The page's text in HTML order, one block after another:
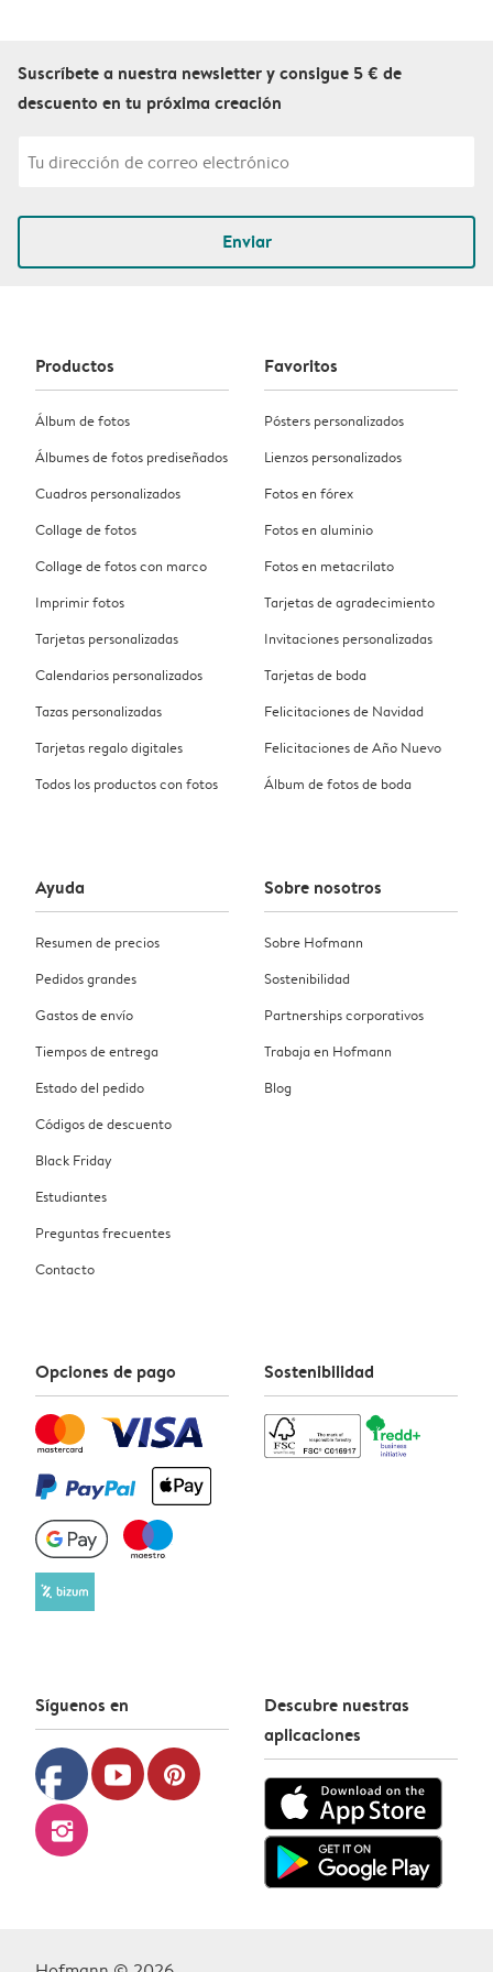
Suscríbete a nuestra newsletter y consigue 5 € de
descuento en tu próxima creación
Enviar
Productos
Álbum de fotos
Álbumes de fotos prediseñados
Cuadros personalizados
Collage de fotos
Collage de fotos con marco
Imprimir fotos
Tarjetas personalizadas
Calendarios personalizados
Tazas personalizadas
Tarjetas regalo digitales
Todos los productos con fotos
Favoritos
Pósters personalizados
Lienzos personalizados
Fotos en fórex
Fotos en aluminio
Fotos en metacrilato
Tarjetas de agradecimiento
Invitaciones personalizadas
Tarjetas de boda
Felicitaciones de Navidad
Felicitaciones de Año Nuevo
Álbum de fotos de boda
Ayuda
Resumen de precios
Pedidos grandes
Gastos de envío
Tiempos de entrega
Estado del pedido
Códigos de descuento
Black Friday
Estudiantes
Preguntas frecuentes
Contacto
Sobre nosotros
Sobre Hofmann
Sostenibilidad
Partnerships corporativos
Trabaja en Hofmann
Blog
Opciones de pago Sostenibilidad
Síguenos en
facebook youtube pinterest
instagram
Descubre nuestras
aplicaciones